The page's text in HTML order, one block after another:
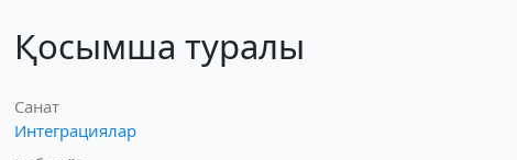
Қосымша туралы
Санат
Интеграциялар